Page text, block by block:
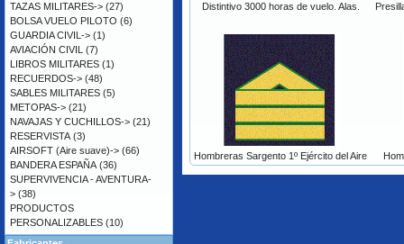
Distintivo 3000 horas de vuelo. Alas.
Hombreras Sargento 1º Ejército del Aire
TAZAS MILITARES-> (27)
BOLSA VUELO PILOTO (6)
GUARDIA CIVIL-> (1)
AVIACIÓN CIVIL (7)
LIBROS MILITARES (1)
RECUERDOS-> (48)
SABLES MILITARES (5)
METOPAS-> (21)
NAVAJAS Y CUCHILLOS-> (21)
RESERVISTA (3)
AIRSOFT (Aire suave)-> (66)
BANDERA ESPAÑA (36)
SUPERVIVENCIA - AVENTURA-
> (38)
PRODUCTOS
PERSONALIZABLES (10)